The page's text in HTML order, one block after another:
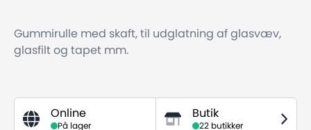
Gummirulle med skaft, til udglatning af glasvæv,
glasfilt og tapet mm.
Online
På lager
Butik
22 butikker